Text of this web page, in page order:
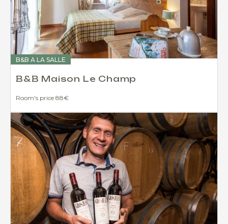
B&B A LA SALLE
B&B Maison Le Champ
Room's price 88€